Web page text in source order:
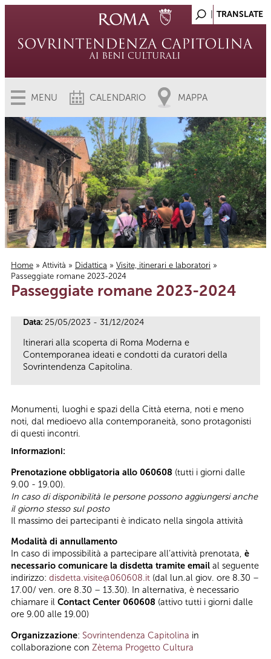
MENU CALENDARIO MAPPA
Tu sei qui
Home » Attività » Didattica » Visite, itinerari e laboratori »
Passeggiate romane 2023-2024
Passeggiate romane 2023-2024
Data: 25/05/2023 - 31/12/2024
Itinerari alla scoperta di Roma Moderna e
Contemporanea ideati e condotti da curatori della
Sovrintendenza Capitolina.
Monumenti, luoghi e spazi della Città eterna, noti e meno
noti, dal medioevo alla contemporaneità, sono protagonisti
di questi incontri.
Informazioni:
Prenotazione obbligatoria allo 060608 (tutti i giorni dalle
9.00 - 19.00).
In caso di disponibilità le persone possono aggiungersi anche
il giorno stesso sul posto
Il massimo dei partecipanti è indicato nella singola attività
Modalità di annullamento
In caso di impossibilità a partecipare all’attività prenotata, è
necessario comunicare la disdetta tramite email al seguente
indirizzo: disdetta.visite@060608.it (dal lun.al giov. ore 8.30 –
17.00/ ven. ore 8.30 – 13.30). In alternativa, è necessario
chiamare il Contact Center 060608 (attivo tutti i giorni dalle
ore 9.00 alle 19.00)
Organizzazione: Sovrintendenza Capitolina in
collaborazione con Zètema Progetto Cultura